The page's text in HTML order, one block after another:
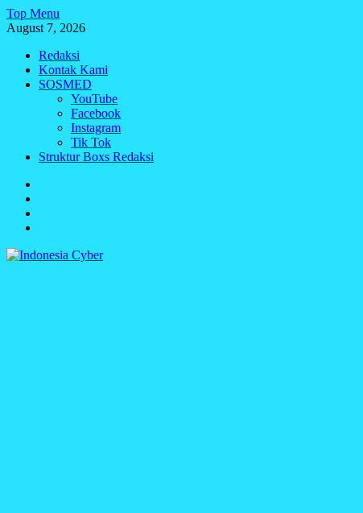
Skip
to
Top Menu
August 7, 2026
Redaksi
Kontak Kami
SOSMED
YouTube
Facebook
Instagram
Tik Tok
Struktur Boxs Redaksi
Redaksi